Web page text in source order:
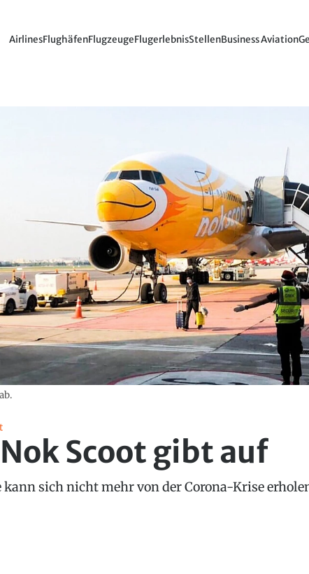
AirlinesFlughäfenFlugzeugeFlugerlebnisStellenBusiness Aviation
Scoot gibt auf
sich nicht mehr von der Corona-Krise